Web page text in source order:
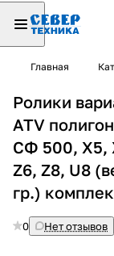
Главная
Ролики
ATV
СФ 500, X5,
Z6, Z8, U8
гр.)
0 Нет отзывов